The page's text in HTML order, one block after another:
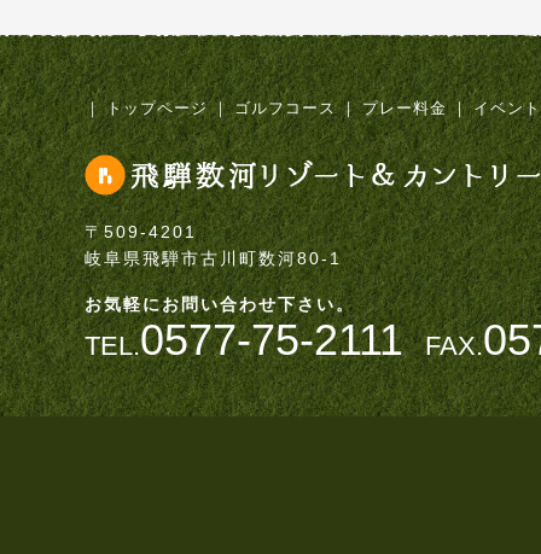
｜ トップページ ｜ ゴルフコース ｜ プレー料金 ｜ イベン
〒509-4201
岐阜県飛騨市古川町数河80-1
お気軽にお問い合わせ下さい。
TEL.0577-75-2111 FAX.